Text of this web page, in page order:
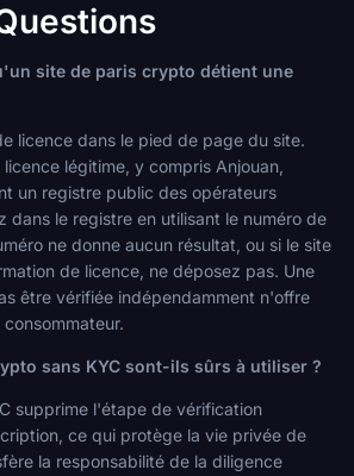
site de paris crypto détient une
licence dans le pied de page du site.
légitime, y compris Anjouan,
un registre public des opérateurs
dans le registre en utilisant le numéro de
ne donne aucun résultat, ou si le site
de licence, ne déposez pas. Une
être vérifiée indépendamment n'offre
sans KYC sont-ils sûrs à utiliser ?
supprime l'étape de vérification
ce qui protège la vie privée de
la responsabilité de la diligence